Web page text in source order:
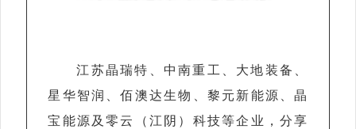
江苏晶瑞特、中南重工、大地装备、
星华智润、佰澳达生物、黎元新能源、晶
宝能源及零云（江阴）科技等企业，分享